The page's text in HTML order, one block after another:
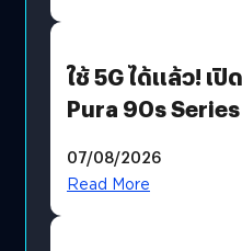
ใช้ 5G ได้แล้ว! เ
Pura 90s
07/08/2026
Read More